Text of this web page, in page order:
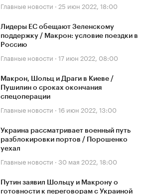
Главные новости · 25 июн 2022, 18:00
Лидеры ЕС обещают Зеленскому
поддержку / Макрон: условие поездки в
Россию
Главные новости · 17 июн 2022, 08:00
Макрон, Шольц и Драги в Киеве /
Пушилин о сроках окончания
спецоперации
Главные новости · 16 июн 2022, 13:00
Украина рассматривает военный путь
разблокировки портов / Порошенко
уехал
Главные новости · 30 мая 2022, 18:00
Путин заявил Шольцу и Макрону о
готовности к переговорам с Украиной